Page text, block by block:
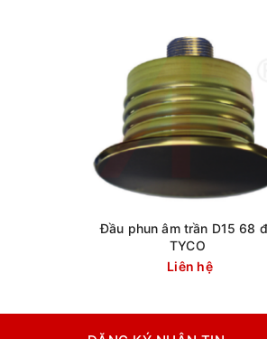
Đầu phun âm trần D15 68
TYCO
Liên hệ